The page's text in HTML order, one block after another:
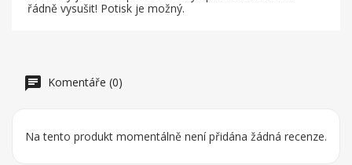
řádně vysušit! Potisk je možný.
Komentáře (0)
Na tento produkt momentálně není přidána žádná recenze.